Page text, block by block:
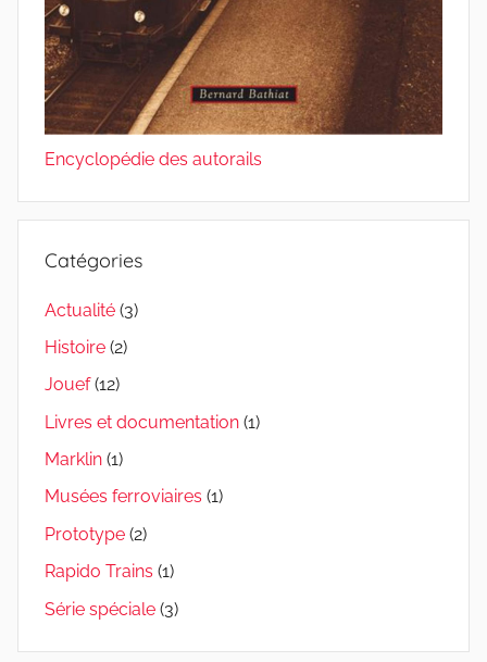
Encyclopédie des autorails
Catégories
Actualité (3)
Histoire (2)
Jouef(12)
Livres et documentation (1)
Marklin (1)
Musées ferroviaires (1)
Prototype (2)
Rapido Trains (1)
Série spéciale (3)